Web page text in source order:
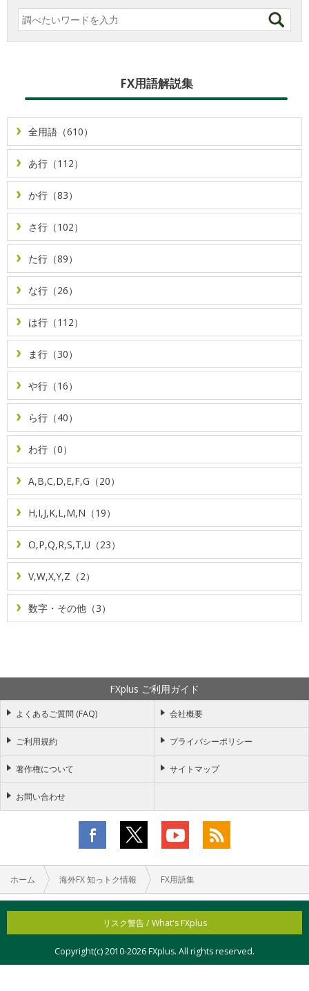
ホーム 海外FX 知っトク情報 FX用語集
FX用語解説集
全用語（610）
あ行（112）
か行（83）
さ行（102）
た行（89）
な行（26）
は行（112）
ま行（30）
や行（16）
ら行（40）
わ行（0）
A,B,C,D,E,F,G（20）
H,I,J,K,L,M,N（19）
O,P,Q,R,S,T,U（23）
V,W,X,Y,Z（2）
数字・その他（3）
FXplus ご利用ガイド
よくあるご質問 (FAQ) 会社概要
ご利用規約 プライバシーポリシー
著作権について サイトマップ
お問い合わせ
リスク警告 / What's FXplus
Copyright(c) 2010-2026 FXplus. All rights reserved.